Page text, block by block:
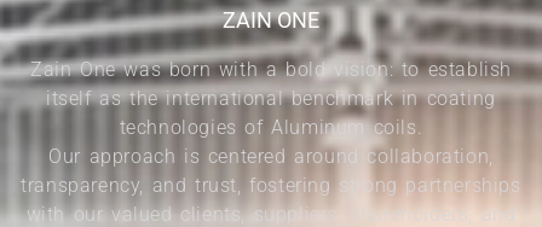
ZAIN ONE
Zain One was born with a bold vision: to establish
itself as the international benchmark in coating
technologies of Aluminum coils.
Our approach is centered around collaboration,
transparency, and trust, fostering strong partnerships
with our valued clients, suppliers, shareholders, and